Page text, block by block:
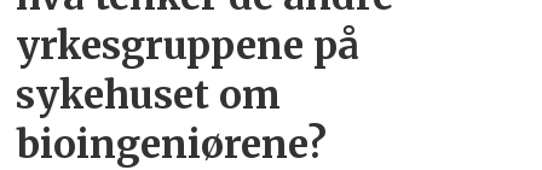
yrkesgruppene på
sykehuset om
bioingeniørene?